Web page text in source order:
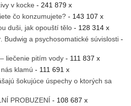
v kocke - 241 879 x
čo konzumujete? - 143 107 x
duši, jak opouští tělo - 128 314 x
Budwig a psychosomatické súvislosti -
liečenie pitím vody - 111 837 x
klamú - 111 691 x
šokujúce úspechy o ktorých sa
PROBUZENÍ - 108 687 x